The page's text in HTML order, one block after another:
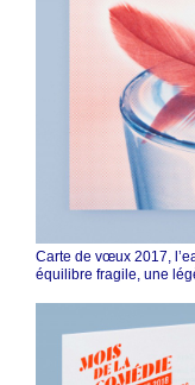
Carte de vœux 2017,
équilibre fragile, une